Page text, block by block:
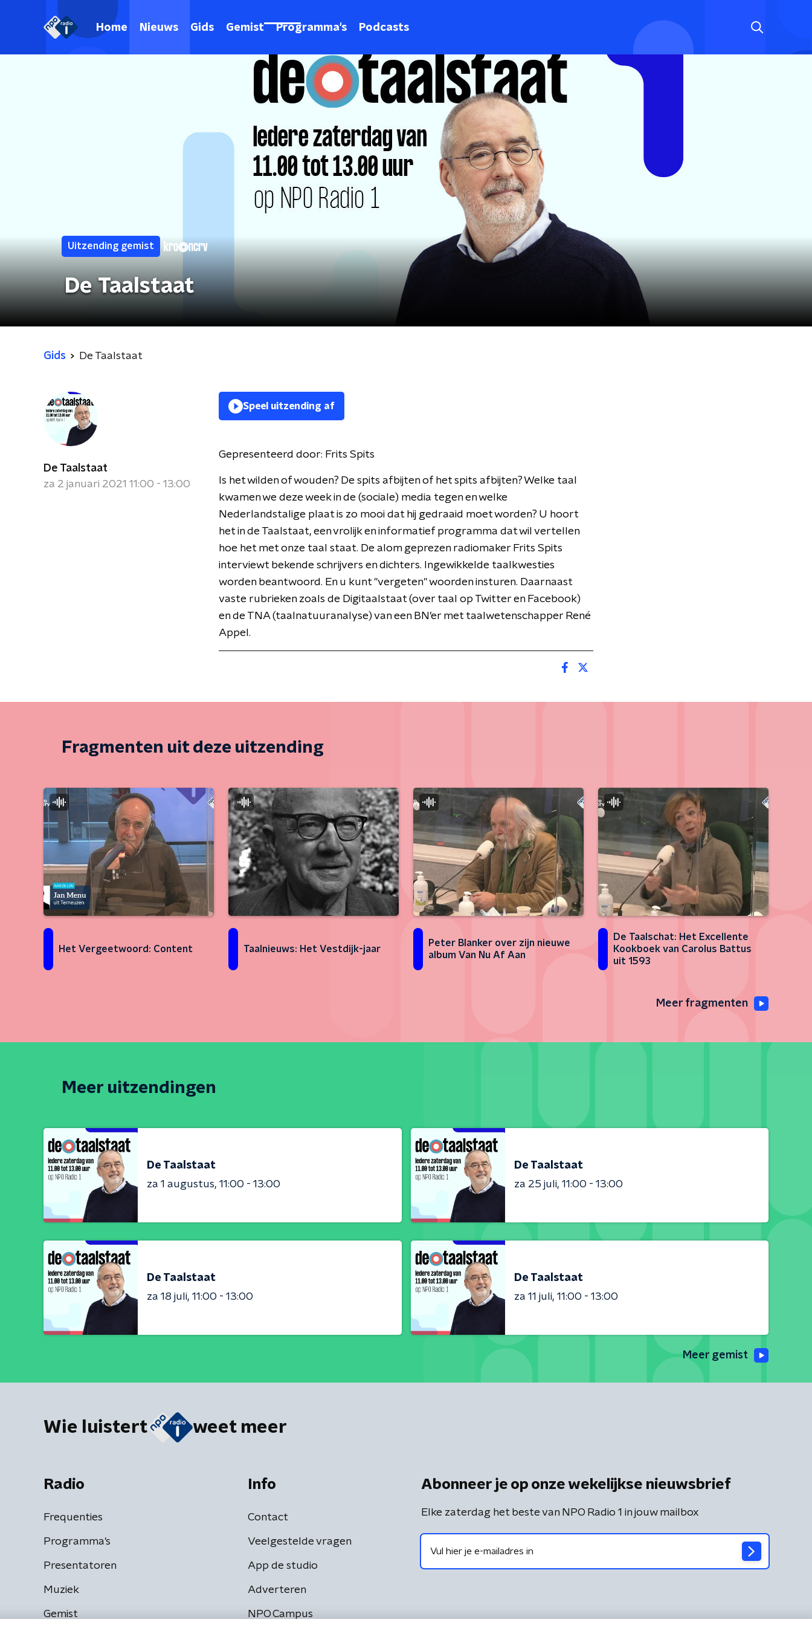
Home Nieuws Gids Gemist Programma's Podcasts
Uitzending gemist
De Taalstaat
Gids De Taalstaat
De Taalstaat
za 2 januari 2021 11:00 - 13:00
Speel uitzending af
Gepresenteerd door: Frits Spits
Is het wilden of wouden? De spits afbijten of het spits afbijten? Welke taal
kwamen we deze week in de (sociale) media tegen en welke
Nederlandstalige plaat is zo mooi dat hij gedraaid moet worden? U hoort
het in de Taalstaat, een vrolijk en informatief programma dat wil vertellen
hoe het met onze taal staat. De alom geprezen radiomaker Frits Spits
interviewt bekende schrijvers en dichters. Ingewikkelde taalkwesties
worden beantwoord. En u kunt "vergeten" woorden insturen. Daarnaast
vaste rubrieken zoals de Digitaalstaat (over taal op Twitter en Facebook)
en de TNA (taalnatuuranalyse) van een BN’er met taalwetenschapper René
Appel.
Fragmenten uit deze uitzending
Het Vergeetwoord: Content Taalnieuws: Het Vestdijk-jaar
Peter Blanker over zijn nieuwe
album Van Nu Af Aan
De Taalschat: Het Excellente
Kookboek van Carolus Battus
uit 1593
Meer fragmenten
Meer uitzendingen
De Taalstaat
za 1 augustus 11:00 - 13:00
De Taalstaat
za 25 juli 11:00 - 13:00
De Taalstaat
za 18 juli 11:00 - 13:00
De Taalstaat
za 11 juli 11:00 - 13:00
Meer gemist
Wie luistert weet meer
Radio
Frequenties
Programma's
Presentatoren
Muziek
Gemist
Info
Contact
Veelgestelde vragen
App de studio
Adverteren
NPO Campus
Abonneer je op onze wekelijkse nieuwsbrief
Elke zaterdag het beste van NPO Radio 1 in jouw mailbox